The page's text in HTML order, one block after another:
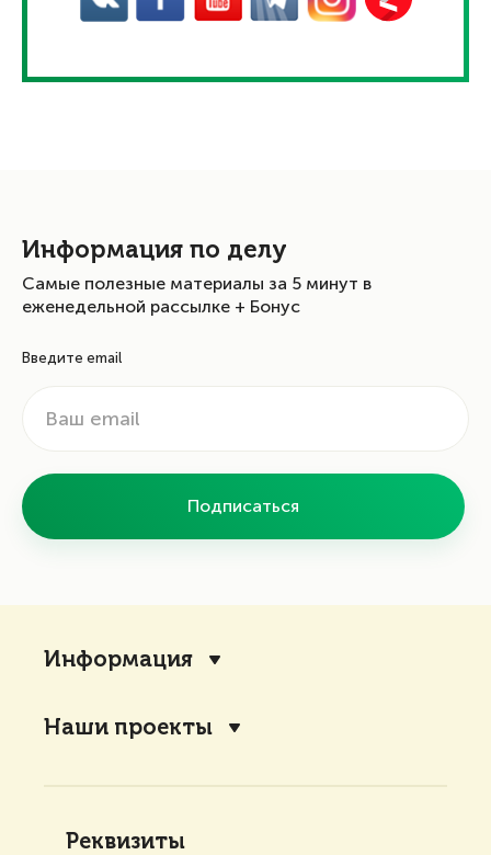
Информация по делу
Самые полезные материалы за 5 минут в
еженедельной рассылке + Бонус
Введите email
Подписаться
Информация
Наши проекты
Реквизиты